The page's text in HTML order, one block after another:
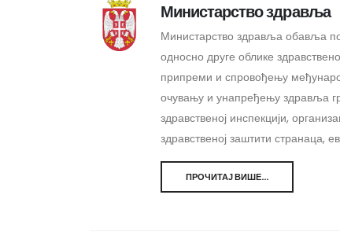
Министарство здравља
Министарство здравља обавља
односно друге облике
припреми и спровођењу
очувању и унапређењу здравља
здравственој инспекцији,
здравственој заштити странаца,
ПРОЧИТАЈ ВИШЕ...